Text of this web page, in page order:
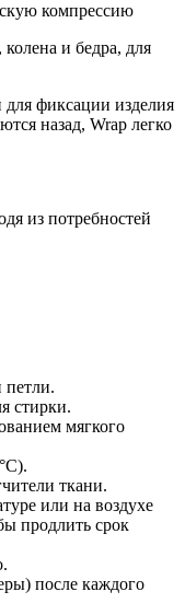
компрессию
и бедра, для
для фиксации изделия
назад, Wrap легко
из потребностей
петли.
стирки.
мягкого
ткани.
или на воздухе
продлить срок
после каждого